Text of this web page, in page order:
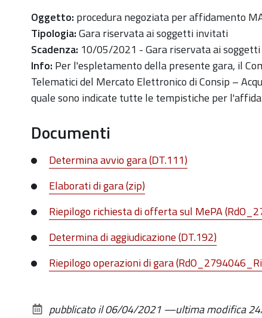
Oggetto: procedura negoziata per affidamento
Tipologia:Gara riservata ai soggetti invitati
Scadenza: 10/05/2021 - Gara riservata ai
Info: Per l'espletamento della presente gara, il
Telematici del Mercato Elettronico di Consip –
quale sono indicate tutte le tempistiche per
Documenti
Determina avvio gara (DT.111)
Elaborati di gara (zip)
Riepilogo richiesta di offerta sul MePA
Determina di aggiudicazione (DT.192)
Riepilogo operazioni di gara
pubblicato il06/04/2021 —ultima modifica